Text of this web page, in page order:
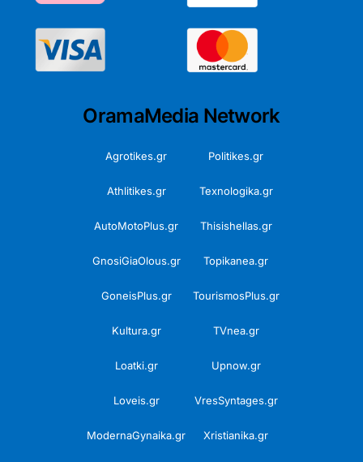
OramaMedia Network
Agrotikes.gr Politikes.gr
Athlitikes.gr Texnologika.gr
AutoMotoPlus.gr Thisishellas.gr
GnosiGiaOlous.gr Topikanea.gr
GoneisPlus.gr TourismosPlus.gr
Kultura.gr TVnea.gr
Loatki.gr Upnow.gr
Loveis.gr VresSyntages.gr
ModernaGynaika.gr Xristianika.gr